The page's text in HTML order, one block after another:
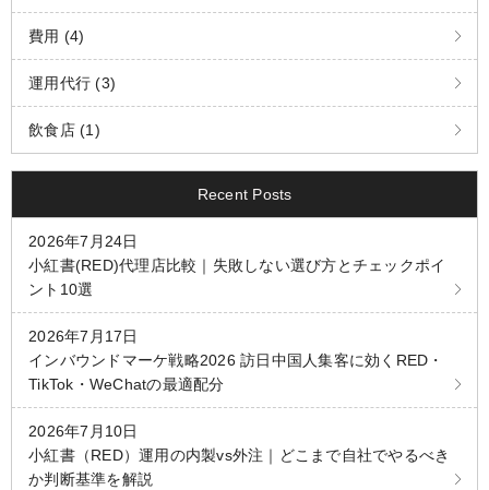
費用 (4)
運用代行 (3)
飲食店 (1)
Recent Posts
2026年7月24日
小紅書(RED)代理店比較｜失敗しない選び方とチェックポイ
ント10選
2026年7月17日
インバウンドマーケ戦略2026 訪日中国人集客に効くRED・
TikTok・WeChatの最適配分
2026年7月10日
小紅書（RED）運用の内製vs外注｜どこまで自社でやるべき
か判断基準を解説